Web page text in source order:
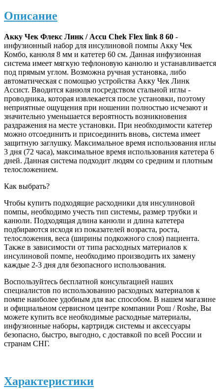
Описание
Акку Чек Флекс Линк / Accu Chek Flex link 8 60 -
инфузионный набор для инсулиновой помпы Акку Чек
Комбо, канюля 8 мм и катетер 60 см. Данная инфузионная
система имеет мягкую тефлоновую канюлю и устанавливается
под прямым углом. Возможна ручная установка, либо
автоматическая с помощью устройства Акку Чек Линк
Ассист. Вводится канюля посредством стальной иглы -
проводника, которая извлекается после установки, поэтому
неприятные ощущения при ношении полностью исчезают и
значительно уменьшается вероятность возникновения
раздражения на месте установки. При необходимости катетер
можно отсоединить и присоединить вновь, система имеет
защитную заглушку. Максимальное время использования иглы
3 дня (72 часа), максимальное время использования катетера 6
дней. Данная система подходит людям со средним и плотным
телосложением.
Как выбрать?
Чтобы купить подходящие расходники для инсулиновой
помпы, необходимо учесть тип системы, размер трубки и
канюли. Подходящая длина канюли и длина катетера
подбираются исходя из показателей возраста, роста,
телосложения, веса (ширины подкожного слоя) пациента.
Также в зависимости от типа расходных материалов к
инсулиновой помпе, необходимо производить их замену
каждые 2-3 дня для безопасного использования.
Воспользуйтесь бесплатной консультацией наших
специалистов по использованию расходных материалов к
помпе наиболее удобным для вас способом. В нашем магазине
и официальном сервисном центре компании Рош / Roshe, Вы
можете купить все необходимые расходные материалы,
инфузионные наборы, картридж системы и аксессуары
безопасно, быстро, выгодно, с доставкой по всей России и
странам СНГ.
Характеристики